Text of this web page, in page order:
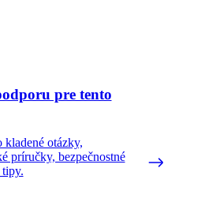
pre tento
kladené otázky,
príručky, bezpečnostné